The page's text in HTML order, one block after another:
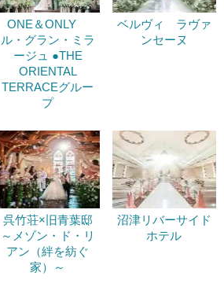
ONE＆ONLY
ル・グラン・ミラ
ージュ ●THE
ORIENTAL
TERRACEグルー
プ
ベルヴィ ラヴァ
ンセーヌ
呉竹荘×旧青葉邸
～メゾン・ド・リ
アン（絆を紡ぐ
家）～
沼津リバーサイド
ホテル